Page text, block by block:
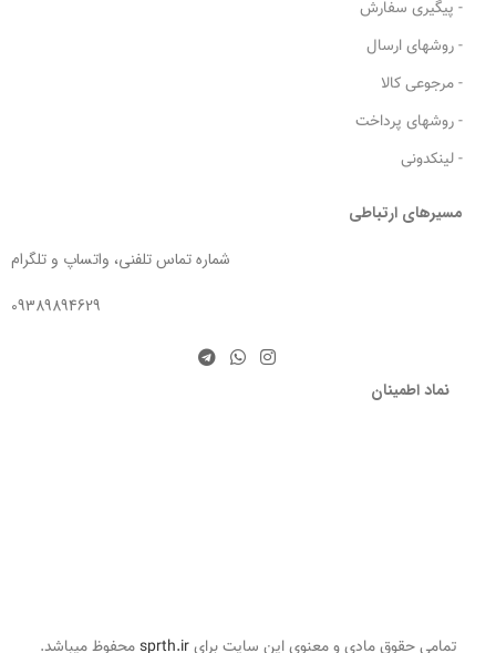
- پیگیری سفارش
- روشهای ارسال
- مرجوعی کالا
- روشهای پرداخت
- لینکدونی
مسیرهای ارتباطی
شماره تماس تلفنی، واتساپ و تلگرام
09389894629
نماد اطمینان
تمامی حقوق مادی و معنوی این سایت برایsprth.irمحفوظ میباشد.